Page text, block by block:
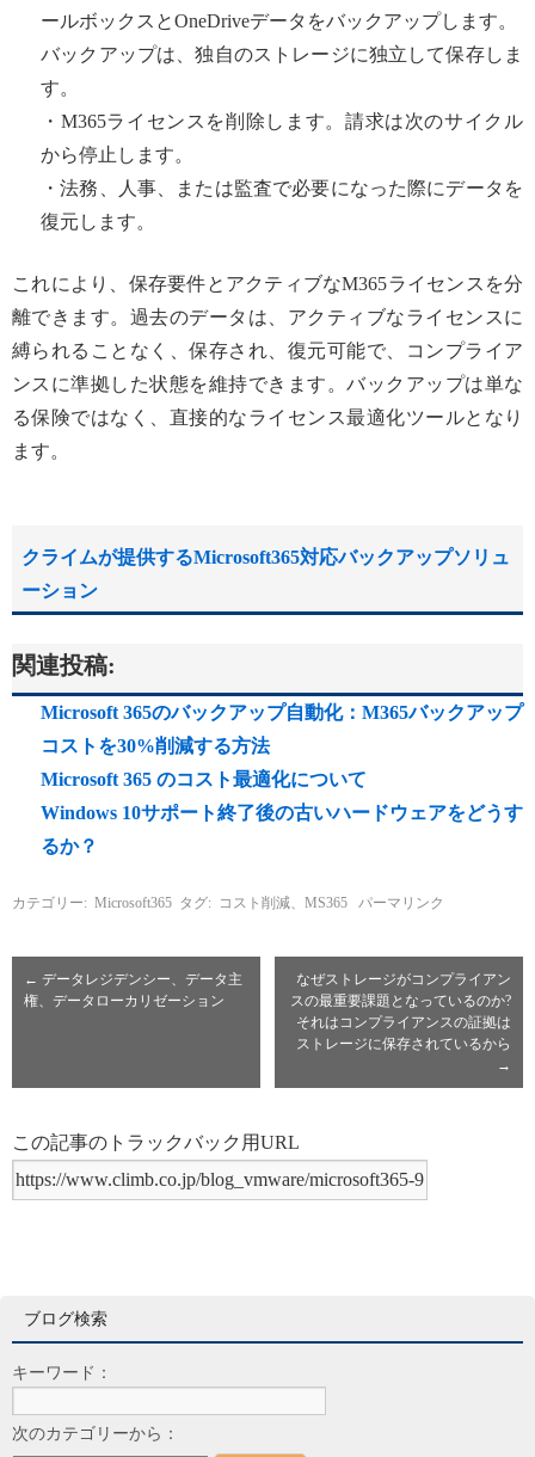
ールボックスとOneDriveデータをバックアップします。
バックアップは、独自のストレージに独立して保存しま
す。
・M365ライセンスを削除します。請求は次のサイクル
から停止します。
・法務、人事、または監査で必要になった際にデータを
復元します。
これにより、保存要件とアクティブなM365ライセンスを分
離できます。過去のデータは、アクティブなライセンスに
縛られることなく、保存され、復元可能で、コンプライア
ンスに準拠した状態を維持できます。バックアップは単な
る保険ではなく、直接的なライセンス最適化ツールとなり
ます。
クライムが提供するMicrosoft365対応バックアップソリュ
ーション
関連投稿:
Microsoft 365のバックアップ自動化：M365バックアップ
コストを30%削減する方法
Microsoft 365 のコスト最適化について
Windows 10サポート終了後の古いハードウェアをどうす
るか？
カテゴリー: Microsoft365 タグ: コスト削減、MS365 パーマリンク
← データレジデンシー、データ主
権、データローカリゼーション
なぜストレージがコンプライアン
スの最重要課題となっているのか?
それはコンプライアンスの証拠は
ストレージに保存されているから
→
この記事のトラックバック用URL
ブログ検索
キーワード：
次のカテゴリーから：